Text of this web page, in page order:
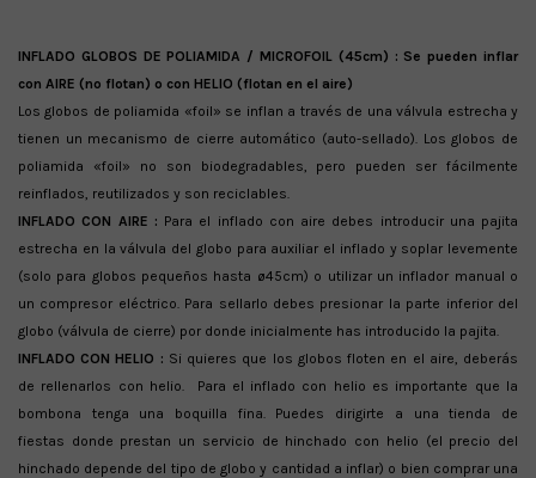
INFLADO GLOBOS DE POLIAMIDA / MICROFOIL (45cm) : Se pueden inflar
con AIRE (no flotan) o con HELIO (flotan en el aire)
Los globos de poliamida «foil» se inflan a través de una válvula estrecha y
tienen un mecanismo de cierre automático (auto-sellado). Los globos de
poliamida «foil» no son biodegradables, pero pueden ser fácilmente
reinflados, reutilizados y son reciclables.
INFLADO CON AIRE : Para el inflado con aire debes introducir una pajita
estrecha en la válvula del globo para auxiliar el inflado y soplar levemente
(solo para globos pequeños hasta ø45cm) o utilizar un inflador manual o
un compresor eléctrico. Para sellarlo debes presionar la parte inferior del
globo (válvula de cierre) por donde inicialmente has introducido la pajita.
INFLADO CON HELIO : Si quieres que los globos floten en el aire, deberás
de rellenarlos con helio. Para el inflado con helio es importante que la
bombona tenga una boquilla fina. Puedes dirigirte a una tienda de
fiestas donde prestan un servicio de hinchado con helio (el precio del
hinchado depende del tipo de globo y cantidad a inflar) o bien comprar una